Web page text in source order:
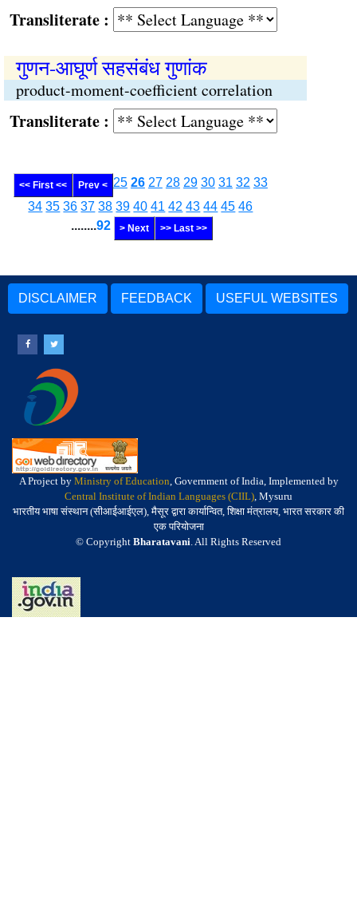
:
गुणन-आघूर्ण सहसंबंध गुणांक
product-moment-coefficient correlation
:
<< First << Prev < 25 26 27 28 29 30 31 32 33
34 35 36 37 38 39 40 41 42 43 44 45 46
........92 > Next >> Last >>
DISCLAIMER FEEDBACK USEFUL WEBSITES
A Project by Ministry of Education, Government of India, Implemented by
Central Institute of Indian Languages (CIIL), Mysuru
भारतीय भाषा संस्थान (सीआईआईएल), मैसूर द्वारा कार्यान्वित, शिक्षा मंत्रालय, भारत सरकार की
एक परियोजना
© Copyright Bharatavani. All Rights Reserved